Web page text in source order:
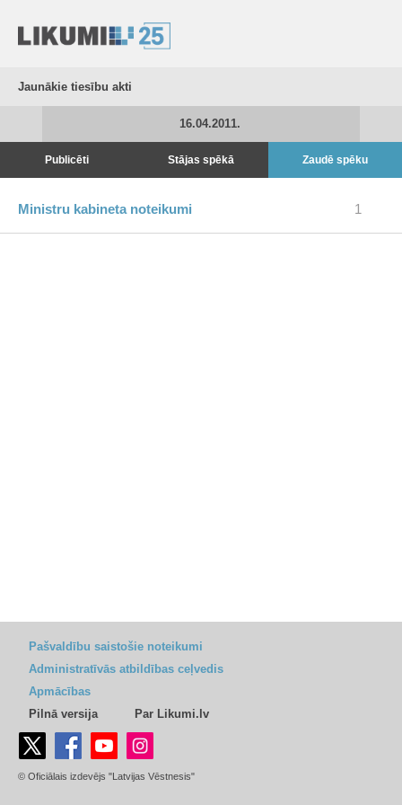
Jaunākie tiesību akti
16.04.2011.
Publicēti Stājas spēkā Zaudē spēku
Ministru kabineta noteikumi 1
Pašvaldību saistošie noteikumi
Administratīvās atbildības ceļvedis
Apmācības
Pilnā versija
Par Likumi.lv
© Oficiālais izdevējs "Latvijas Vēstnesis"